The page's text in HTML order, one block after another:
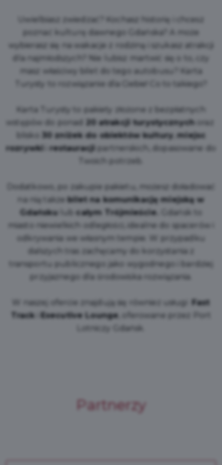
Uwielbiasz zwiedzać? Kochasz historię i chcesz
poznać kulturę dawnego Gdańska? A może
wybierasz się na wakacje z rodziną i szukasz atrakcji
dla najmłodszych? Nie lubisz martwić się o to, czy
masz właściwy bilet do tego autobusu? Karta
Turysty to rozwiązanie dla Ciebie! Co to takiego?
Karta Turysty to pakiety złożone z bezpłatnych
wstępów do ponad
20 atrakcji turystycznych oraz
blisko
30 zniżek do obiektów kultury ,miejsc
rozrywki
restauracji
partnerskich, dopasowane do
Twoich potrzeb.
Dodatkowo, po zakupie pakietu, możesz doładować
na nią takżebilet na komunikację miejską w
Gdańskulubcałym Trójmieście.
Gdańsk to
miasto niewielkich odległości, idealne do spacerów i
odkrywania we własnym tempie. W przypadku
dalszych tras zachęcamy do korzystania z
transportu publicznego jako wygodnego i bardziej
przyjaznego dla środowiska rozwiązania.
W naszej ofercie znajdują się również usługi
Fast
Track
Executive Lounge , oferowane przez Port
Lotniczy Gdańsk.
Partnerzy